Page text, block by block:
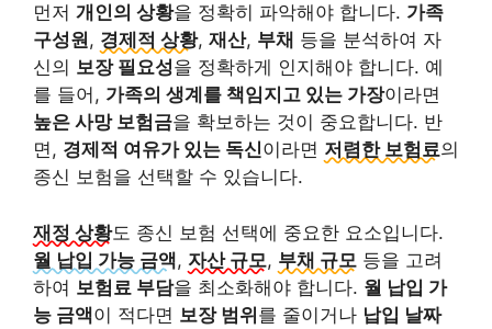
먼저 개인의 상황을 정확히 파악해야 합니다. 가족
구성원, 경제적 상황, 재산, 부채 등을 분석하여 자
신의 보장 필요성을 정확하게 인지해야 합니다. 예
를 들어, 가족의 생계를 책임지고 있는 가장이라면
높은 사망 보험금을 확보하는 것이 중요합니다. 반
면, 경제적 여유가 있는 독신이라면 저렴한 보험료의
종신 보험을 선택할 수 있습니다.
재정 상황도 종신 보험 선택에 중요한 요소입니다.
월 납입 가능 금액, 자산 규모, 부채 규모 등을 고려
하여 보험료 부담을 최소화해야 합니다. 월 납입 가
능 금액이 적다면 보장 범위를 줄이거나 납입 날짜